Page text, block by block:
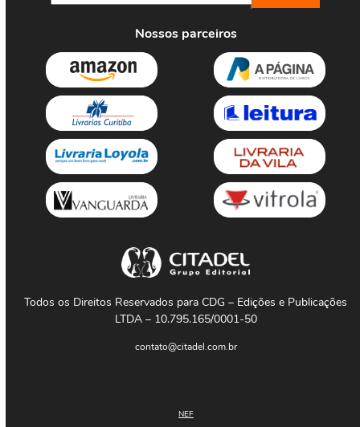
Nossos parceiros
Todos os Direitos Reservados para CDG – Edições e Publicações
LTDA – 10.795.165/0001-50
contato@citadel.com.br
NEF